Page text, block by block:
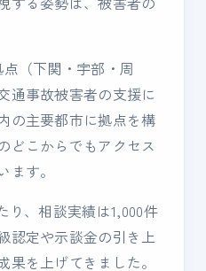
（下関・宇部・周
通事故被害者の支援に
の主要都市に拠点を構
どこからでもアクセス
ます。
り、相談実績は1,000件
認定や示談金の引き上
果を上げてきました。